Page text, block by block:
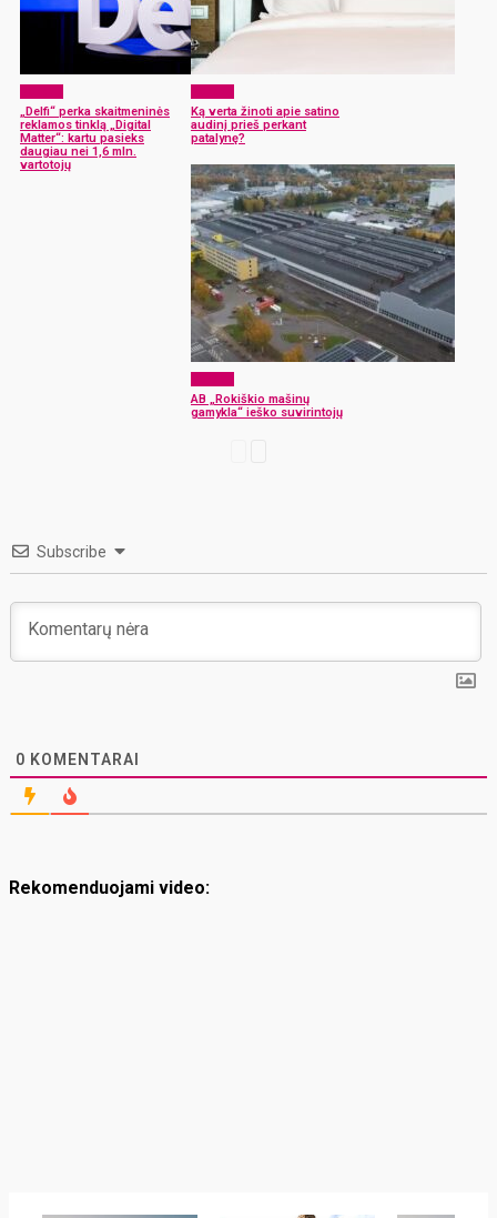
„Delfi“ perka skaitmeninės
reklamos tinklą „Digital
Matter“: kartu pasieks
daugiau nei 1,6 mln.
vartotojų
Ką verta žinoti apie satino
audinį prieš perkant
patalynę?
AB „Rokiškio mašinų
gamykla“ ieško suvirintojų
Subscribe
0 KOMENTARAI
Rekomenduojami video: